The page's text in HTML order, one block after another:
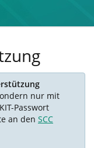
nur mit
Passwort
an den SCC